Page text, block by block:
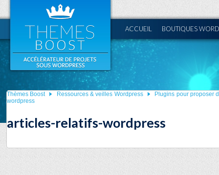
ACCUEIL BOUTIQUES
Thèmes Boost Ressources & veilles Wordpress
Plugins pour proposer
wordpress
articles-relatifs-wordpress